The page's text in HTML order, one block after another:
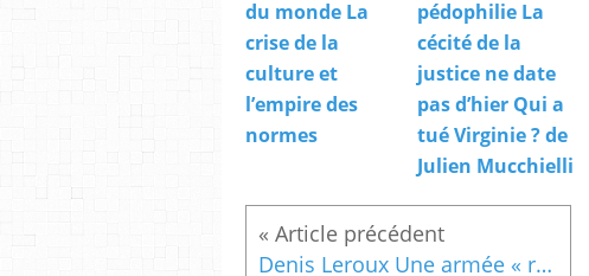
du monde La
crise de la
culture et
l’empire des
normes
pédophilie La
cécité de la
justice ne date
pas d’hier Qui a
tué Virginie ? de
Julien Mucchielli
Denis Leroux Une armée « révolutionnaire » Contre-insurrection et subversion militaire pendant la guerre d’Algérie